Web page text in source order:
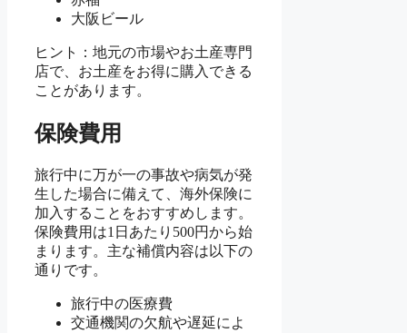
大阪ビール
ヒント：地元の市場やお土産専門
店で、お土産をお得に購入できる
ことがあります。
保険費用
旅行中に万が一の事故や病気が発
生した場合に備えて、海外保険に
加入することをおすすめします。
保険費用は1日あたり500円から始
まります。主な補償内容は以下の
通りです。
旅行中の医療費
交通機関の欠航や遅延によ